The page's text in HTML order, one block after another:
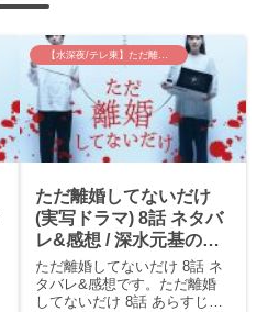
【水深夜/テレ東】ただ離婚してないだけ
ただ離婚してないだけ
(実写ドラマ) 8話 ネタバ
レ&感想 / 深水元基の減
量っぷりがすごすぎた。
ただ離婚してないだけ 8話 ネ
タバレ&感想です。ただ離婚
してないだけ 8話 あらすじ雪